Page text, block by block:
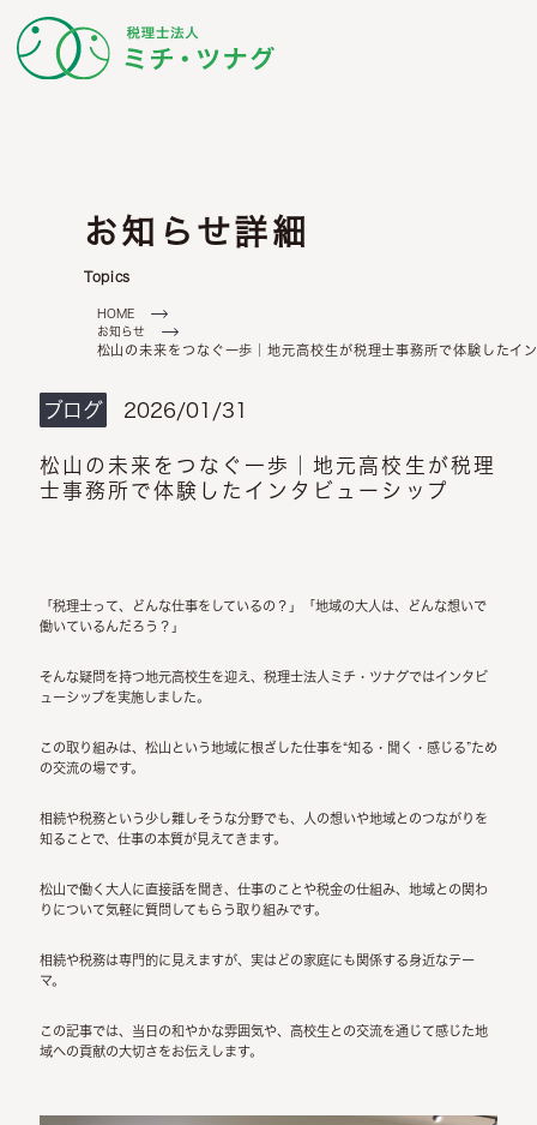
相続税申告 生前対策
不動産オーナーの申告
ミチ・ツナグからの ミチ・ツナグからの
ミチ・ツナグからの
メッセージ
お知らせ詳細
Topics
HOME
お知らせ
松山の未来をつなぐ一歩｜地元高校生が税理士事務所で体験したイ
ブログ 2026/01/31
松山の未来をつなぐ一歩｜地元高校生が税理
士事務所で体験したインタビューシップ
「税理士って、どんな仕事をしているの？」「地域の大人は、どんな想いで
働いているんだろう？」
そんな疑問を持つ地元高校生を迎え、税理士法人ミチ・ツナグではインタビ
ューシップを実施しました。
この取り組みは、松山 という地域に根ざした仕事を“知る・聞く・感じる”ため
の交流の場です。
相続や税務という少し難しそうな分野でも、人の想いや地域とのつながりを
知ることで、仕事の本質が見えてきます。
松山で働く大人に直接話を聞き、仕事のことや税金の仕組み、地域との関わ
りについて気軽に質問してもらう取り組みです。
相続や税務は専門的に見えますが、実はどの家庭にも関係する身近なテー
マ。
この記事では、当日の和やかな雰囲気や、高校生との交流を通じて感じた地
域への貢献の大切さをお伝えします。